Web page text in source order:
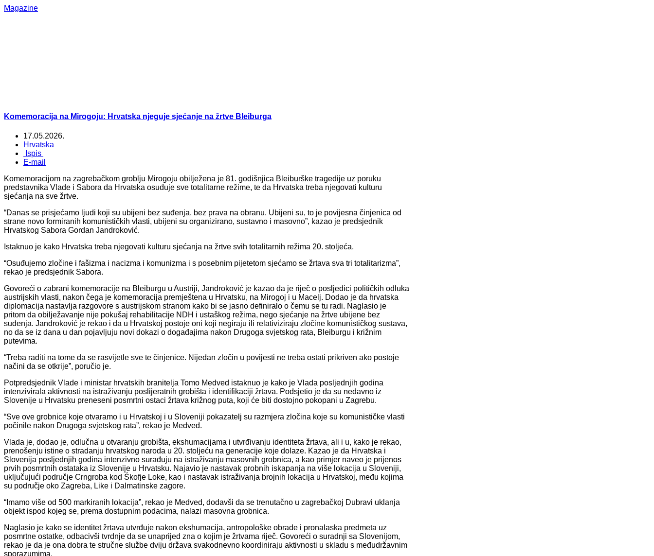
Magazine
Komemoracija na Mirogoju: Hrvatska njeguje sjećanje na žrtve Bleiburga
17.05.2026.
Hrvatska
Ispis
E-mail
Komemoracijom na zagrebačkom groblju Mirogoju obilježena je 81. godišnjica Bleiburške tragedije uz poruku
predstavnika Vlade i Sabora da Hrvatska osuđuje sve totalitarne režime, te da Hrvatska treba njegovati kulturu
sjećanja na sve žrtve.
“Danas se prisjećamo ljudi koji su ubijeni bez suđenja, bez prava na obranu. Ubijeni su, to je povijesna činjenica od
strane novo formiranih komunističkih vlasti, ubijeni su organizirano, sustavno i masovno”, kazao je predsjednik
Hrvatskog Sabora Gordan Jandroković.
Istaknuo je kako Hrvatska treba njegovati kulturu sjećanja na žrtve svih totalitarnih režima 20. stoljeća.
“Osuđujemo zločine i fašizma i nacizma i komunizma i s posebnim pijetetom sjećamo se žrtava sva tri totalitarizma”,
rekao je predsjednik Sabora.
Govoreći o zabrani komemoracije na Bleiburgu u Austriji, Jandroković je kazao da je riječ o posljedici političkih odluka
austrijskih vlasti, nakon čega je komemoracija premještena u Hrvatsku, na Mirogoj i u Macelj. Dodao je da hrvatska
diplomacija nastavlja razgovore s austrijskom stranom kako bi se jasno definiralo o čemu se tu radi. Naglasio je
pritom da obilježavanje nije pokušaj rehabilitacije NDH i ustaškog režima, nego sjećanje na žrtve ubijene bez
suđenja. Jandroković je rekao i da u Hrvatskoj postoje oni koji negiraju ili relativiziraju zločine komunističkog sustava,
no da se iz dana u dan pojavljuju novi dokazi o događajima nakon Drugoga svjetskog rata, Bleiburgu i križnim
putevima.
“Treba raditi na tome da se rasvijetle sve te činjenice. Nijedan zločin u povijesti ne treba ostati prikriven ako postoje
načini da se otkrije”, poručio je.
Potpredsjednik Vlade i ministar hrvatskih branitelja Tomo Medved istaknuo je kako je Vlada posljednjih godina
intenzivirala aktivnosti na istraživanju poslijeratnih grobišta i identifikaciji žrtava. Podsjetio je da su nedavno iz
Slovenije u Hrvatsku preneseni posmrtni ostaci žrtava križnog puta, koji će biti dostojno pokopani u Zagrebu.
“Sve ove grobnice koje otvaramo i u Hrvatskoj i u Sloveniji pokazatelj su razmjera zločina koje su komunističke vlasti
počinile nakon Drugoga svjetskog rata”, rekao je Medved.
Vlada je, dodao je, odlučna u otvaranju grobišta, ekshumacijama i utvrđivanju identiteta žrtava, ali i u, kako je rekao,
prenošenju istine o stradanju hrvatskog naroda u 20. stoljeću na generacije koje dolaze. Kazao je da Hrvatska i
Slovenija posljednjih godina intenzivno surađuju na istraživanju masovnih grobnica, a kao primjer naveo je prijenos
prvih posmrtnih ostataka iz Slovenije u Hrvatsku. Najavio je nastavak probnih iskapanja na više lokacija u Sloveniji,
uključujući područje Crngroba kod Škofje Loke, kao i nastavak istraživanja brojnih lokacija u Hrvatskoj, među kojima
su područje oko Zagreba, Like i Dalmatinske zagore.
“Imamo više od 500 markiranih lokacija”, rekao je Medved, dodavši da se trenutačno u zagrebačkoj Dubravi uklanja
objekt ispod kojeg se, prema dostupnim podacima, nalazi masovna grobnica.
Naglasio je kako se identitet žrtava utvrđuje nakon ekshumacija, antropološke obrade i pronalaska predmeta uz
posmrtne ostatke, odbacivši tvrdnje da se unaprijed zna o kojim je žrtvama riječ. Govoreći o suradnji sa Slovenijom,
rekao je da je ona dobra te stručne službe dviju država svakodnevno koordiniraju aktivnosti u skladu s međudržavnim
sporazumima.